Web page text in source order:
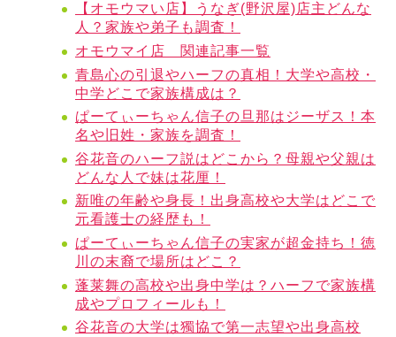
【オモウマい店】うなぎ(野沢屋)店主どんな
人？家族や弟子も調査！
オモウマイ店 関連記事一覧
青島心の引退やハーフの真相！大学や高校・
中学どこで家族構成は？
ぱーてぃーちゃん信子の旦那はジーザス！本
名や旧姓・家族を調査！
谷花音のハーフ説はどこから？母親や父親は
どんな人で妹は花厘！
新唯の年齢や身長！出身高校や大学はどこで
元看護士の経歴も！
ぱーてぃーちゃん信子の実家が超金持ち！徳
川の末裔で場所はどこ？
蓬莱舞の高校や出身中学は？ハーフで家族構
成やプロフィールも！
谷花音の大学は獨協で第一志望や出身高校